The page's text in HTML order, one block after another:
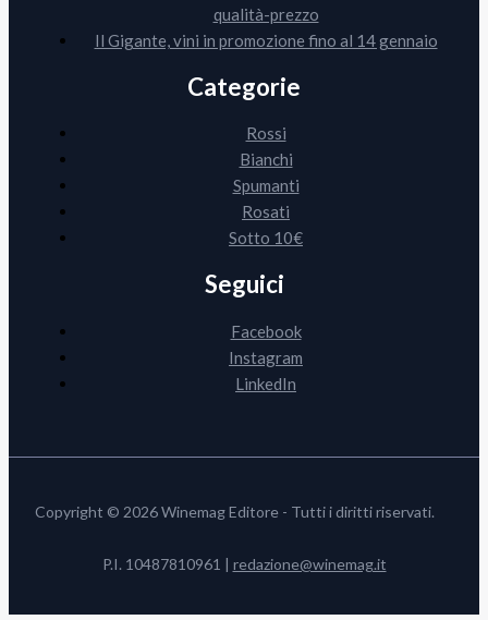
qualità-prezzo
Il Gigante, vini in promozione fino al 14 gennaio
Categorie
Rossi
Bianchi
Spumanti
Rosati
Sotto 10€
Seguici
Facebook
Instagram
LinkedIn
Copyright © 2026 Winemag Editore - Tutti i diritti riservati.
P.I. 10487810961 | redazione@winemag.it